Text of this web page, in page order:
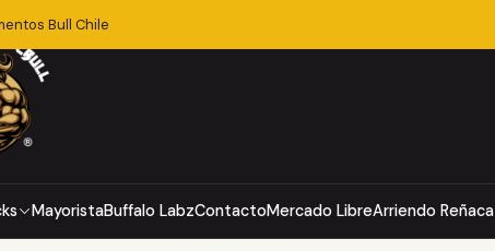
MayoristaBuffalo LabzContactoMercado LibreArriendo Reñaca
Bull Chile